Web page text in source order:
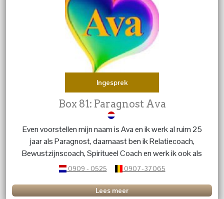
Ingesprek
Box 81: Paragnost Ava
Even voorstellen mijn naam is Ava en ik werk al ruim 25
jaar als Paragnost, daarnaast ben ik Relatiecoach,
Bewustzijnscoach, Spiritueel Coach en werk ik ook als
healer d.m.v zingen. Ik ben helder voelend en helder
0909 - 0525 0907-37065
Lees meer